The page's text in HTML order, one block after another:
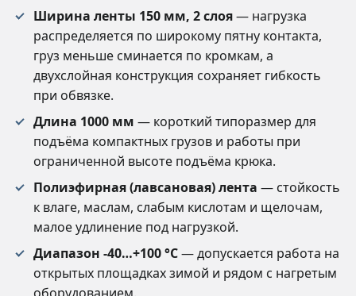
Ширина ленты 150 мм, 2 слоя— нагрузка
распределяется по широкому пятну контакта,
груз меньше сминается по кромкам, а
двухслойная конструкция сохраняет гибкость
при обвязке.
Длина 1000 мм — короткий типоразмер для
подъёма компактных грузов и работы при
ограниченной высоте подъёма крюка.
Полиэфирная (лавсановая) лента — стойкость
к влаге, маслам, слабым кислотам и щелочам,
малое удлинение под нагрузкой.
Диапазон -40…+100 °C— допускается работа на
открытых площадках зимой и рядом с нагретым